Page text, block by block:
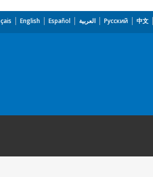
English Español العربية Русский 中文